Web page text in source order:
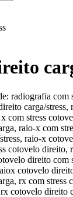
radiografia com
carga/stress,
com stress
raio-x com
raio-x
cotovelo direito,
direito com
cotovelo
rx com stress
cotovelo direito